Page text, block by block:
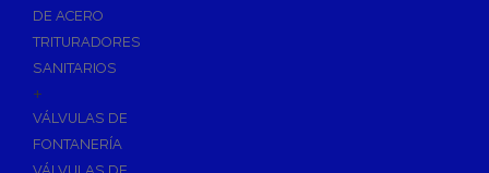
DE ACERO
TRITURADORES
SANITARIOS
+
VÁLVULAS DE
FONTANERÍA